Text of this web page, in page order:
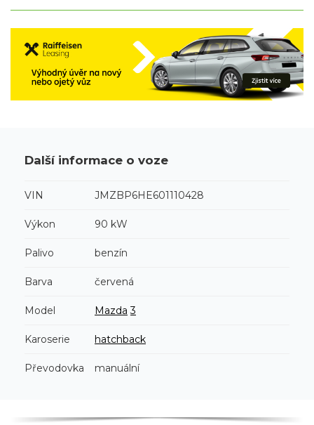
Další informace o voze
VIN JMZBP6HE601110428
Výkon 90 kW
Palivo benzín
Barva červená
Model Mazda 3
Karoserie hatchback
Převodovka manuální